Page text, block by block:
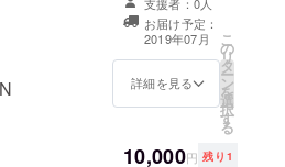
イメー
ジで
す。
ne6/6s/
7/8 手帳
型ケー
ne6/6s/
7/8/X ソ
ス:iPho
中！ 主な掲載場
所は阪南フォト
webサイト内特
設スポンサー
ページにて紹
介。 また、使用
ク掲載などを行
お届け予定：
2019年07月
詳細を見る
こ
の
リ
タ
ー
ン
を
選
択
す
る
10,000円 残り1